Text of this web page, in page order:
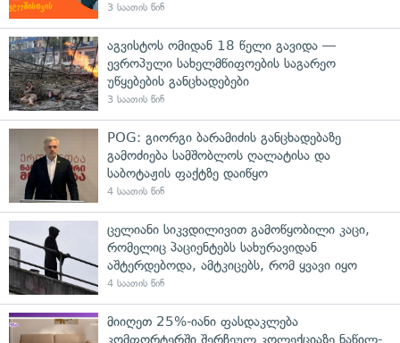
3 საათის წინ
აგვისტოს ომიდან 18 წელი გავიდა —
ევროპული სახელმწიფოების საგარეო
უწყებების განცხადებები
3 საათის წინ
POG: გიორგი ბარამიძის განცხადებაზე
გამოძიება სამშობლოს ღალატისა და
საბოტაჟის ფაქტზე დაიწყო
4 საათის წინ
ცელიანი სიკვდილივით გამოწყობილი კაცი,
რომელიც პაციენტებს სახურავიდან
აშტერდებოდა, ამტკიცებს, რომ ყვავი იყო
4 საათის წინ
მიიღეთ 25%-იანი ფასდაკლება
კომფორტერში შერჩეულ კოლექციაზე ნაწილ-